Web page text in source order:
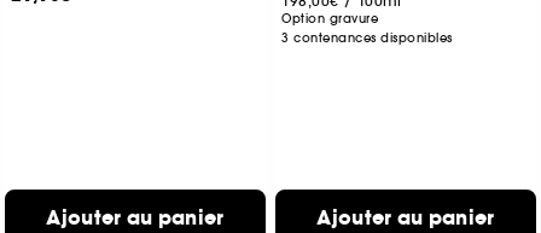
Ajouter au panier
Option gravure
3 contenances disponibles
Ajouter au panier